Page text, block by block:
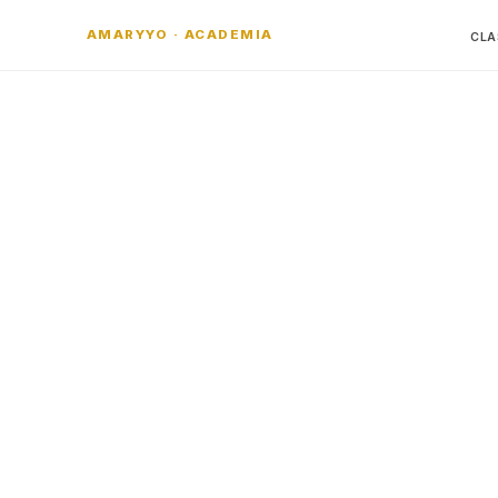
AMARYYO · ACADEMIA